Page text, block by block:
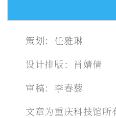
策划：任雅琳
设计排版：肖婧倩
审稿：李春藜
文章为重庆科技馆所